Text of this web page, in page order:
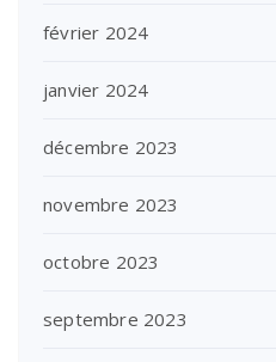
février 2024
janvier 2024
décembre 2023
novembre 2023
octobre 2023
septembre 2023